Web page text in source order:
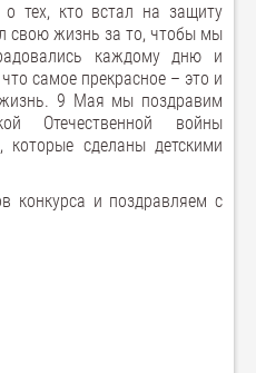
тех, кто встал на защиту
свою жизнь за то, чтобы мы
каждому дню и
самое прекрасное – это и
9 Мая мы поздравим
Отечественной войны
которые сделаны детскими
конкурса и поздравляем с